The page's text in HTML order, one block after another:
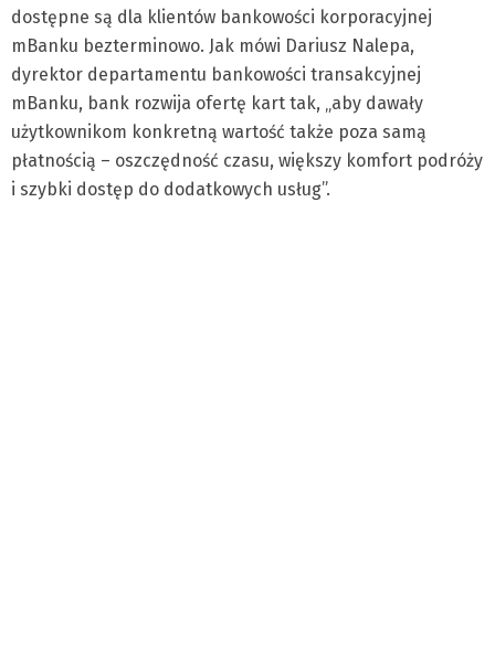
dostępne są dla klientów bankowości korporacyjnej
mBanku bezterminowo. Jak mówi Dariusz Nalepa,
dyrektor departamentu bankowości transakcyjnej
mBanku, bank rozwija ofertę kart tak, „aby dawały
użytkownikom konkretną wartość także poza samą
płatnością – oszczędność czasu, większy komfort podróży
i szybki dostęp do dodatkowych usług”.